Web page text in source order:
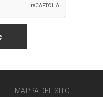
MAPPA DEL SITO